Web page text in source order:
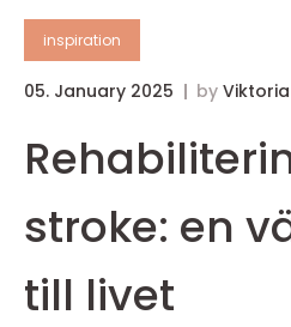
inspiration
05. January 2025 by
stroke: en
till livet